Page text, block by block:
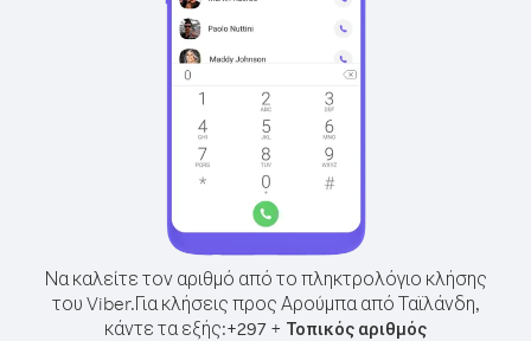
Να καλείτε τον αριθμό από το πληκτρολόγιο κλήσης
του Viber.Για κλήσεις προς Αρούμπα από Ταϊλάνδη,
κάντε τα εξής:+297 + Τοπικός αριθμός